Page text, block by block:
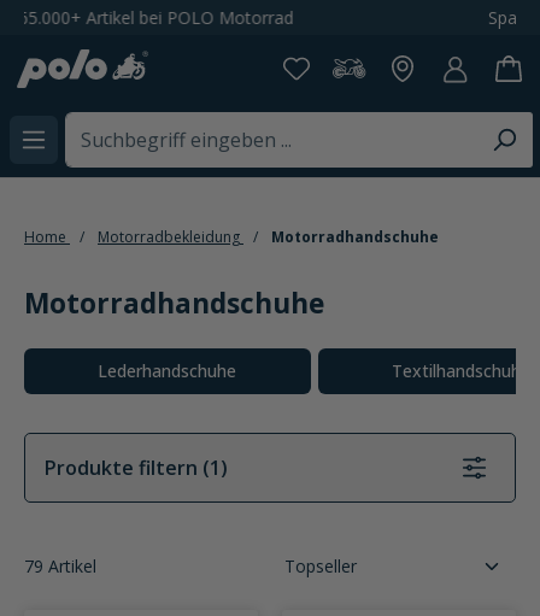
springenSpare 20% bei der Newsletteranmeldung
Home Motorradbekleidung Motorradhandschuhe
Motorradhandschuhe
Kategoriegalerie überspringen
Lederhandschuhe Textilhandschuhe
Produkte filtern (1)
79 Artikel